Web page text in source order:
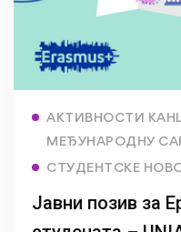
АКТИВНОСТИ
МЕЂУНАРОДНУ
СТУДЕНТСКЕ
Јавни позив за